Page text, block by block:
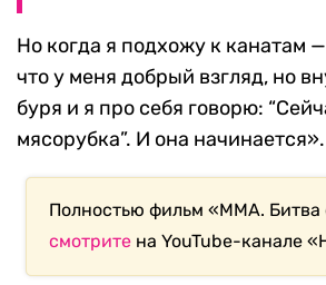
Но когда я подхожу к канатам
что у меня добрый взгляд, но
буря и я про себя говорю:
мясорубка”. И она начинается».
Полностью фильм «ММА. Битва
смотрите на YouTube-канале